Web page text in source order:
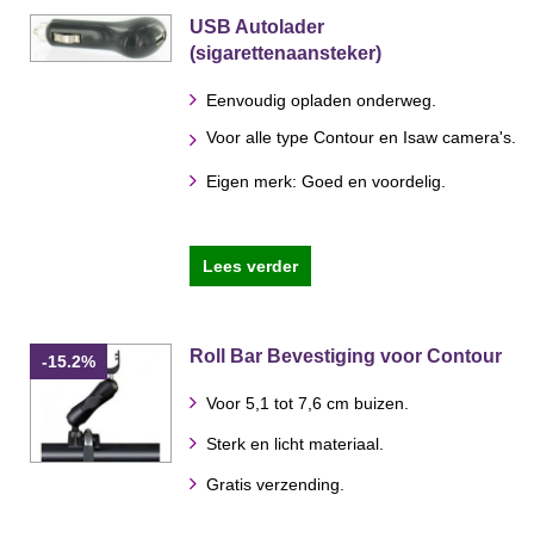
USB Autolader
(sigarettenaansteker)
Eenvoudig opladen onderweg.
Voor alle type Contour en Isaw camera's.
Eigen merk: Goed en voordelig.
Lees verder
-15.2% Roll Bar Bevestiging voor Contour
Voor 5,1 tot 7,6 cm buizen.
Sterk en licht materiaal.
Gratis verzending.